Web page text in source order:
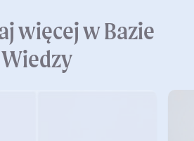
więcej w Bazie
Wiedzy